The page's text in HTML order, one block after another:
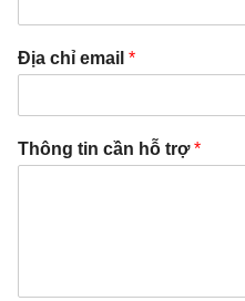
Địa chỉ email *
Thông tin cần hỗ trợ*